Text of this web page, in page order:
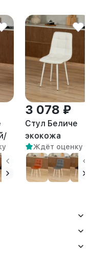
3 078 ₽
Стул Беличе
экокожа
белый/белый
Ждёт оценку